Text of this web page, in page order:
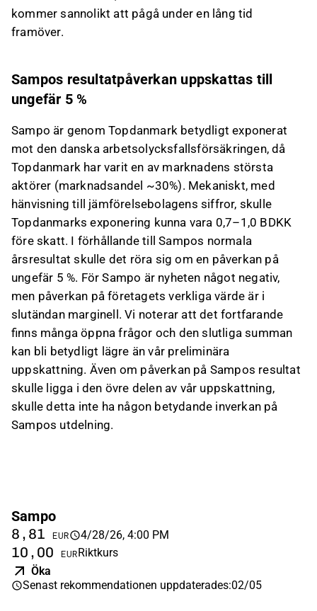
kommer sannolikt att pågå under en lång tid
framöver.
Sampos resultatpåverkan uppskattas till
ungefär 5 %
Sampo är genom Topdanmark betydligt exponerat
mot den danska arbetsolycksfallsförsäkringen, då
Topdanmark har varit en av marknadens största
aktörer (marknadsandel ~30%). Mekaniskt, med
hänvisning till jämförelsebolagens siffror, skulle
Topdanmarks exponering kunna vara 0,7–1,0 BDKK
före skatt. I förhållande till Sampos normala
årsresultat skulle det röra sig om en påverkan på
ungefär 5 %. För Sampo är nyheten något negativ,
men påverkan på företagets verkliga värde är i
slutändan marginell. Vi noterar att det fortfarande
finns många öppna frågor och den slutliga summan
kan bli betydligt lägre än vår preliminära
uppskattning. Även om påverkan på Sampos resultat
skulle ligga i den övre delen av vår uppskattning,
skulle detta inte ha någon betydande inverkan på
Sampos utdelning.
Sampo
8,81 EUR 4/28/26, 4:00 PM
10,00 EURRiktkurs
Öka
Senast rekommendationen uppdaterades:02/05